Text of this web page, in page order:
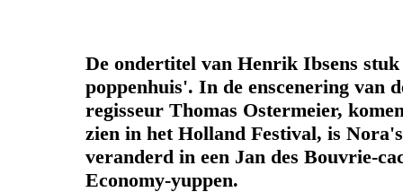
De ondertitel van Henrik Ibsens
poppenhuis'. In de enscenering van
regisseur Thomas Ostermeier,
zien in het Holland Festival, is
veranderd in een Jan des Bouvrie-
Economy-yuppen.